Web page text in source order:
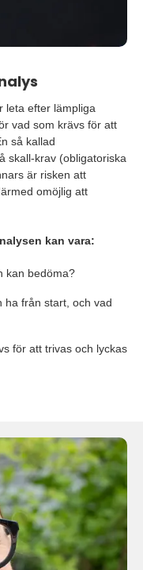
leta efter lämpliga
vad som krävs för att
så kallad
skall-krav (obligatoriska
är risken att
omöjlig att
kan vara:
kan bedöma?
ha från start, och vad
för att trivas och lyckas